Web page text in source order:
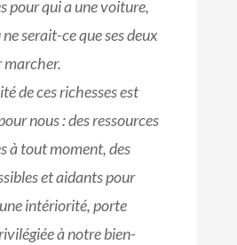
pour qui a une voiture,
serait-ce que ses deux
marcher.
de ces richesses est
nous : des ressources
à tout moment, des
et aidants pour
intériorité, porte
à notre bien-